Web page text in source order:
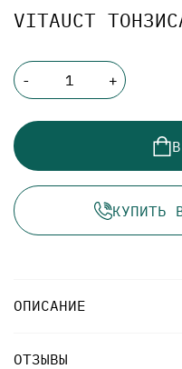
VITAUCT
- +
КУПИТЬ
ОПИСАНИЕ
ОТЗЫВЫ